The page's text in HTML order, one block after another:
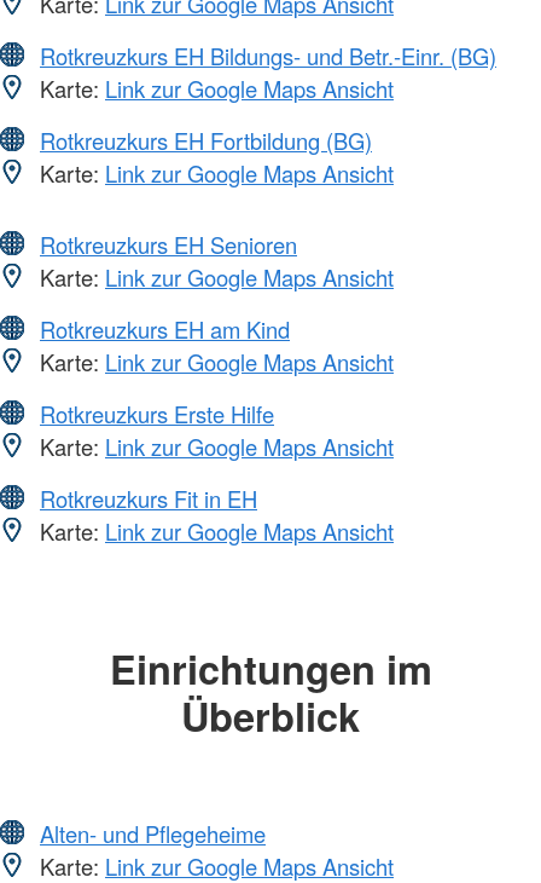
Rotkreuzkurs EH Bildungs- und Betr.-Einr. (BG)
Karte: Link zur Google Maps Ansicht
Rotkreuzkurs EH Fortbildung (BG)
Karte: Link zur Google Maps Ansicht
Rotkreuzkurs EH Senioren
Karte: Link zur Google Maps Ansicht
Rotkreuzkurs EH am Kind
Karte: Link zur Google Maps Ansicht
Rotkreuzkurs Erste Hilfe
Karte: Link zur Google Maps Ansicht
Rotkreuzkurs Fit in EH
Karte: Link zur Google Maps Ansicht
Einrichtungen im
Überblick
Alten- und Pflegeheime
Karte: Link zur Google Maps Ansicht